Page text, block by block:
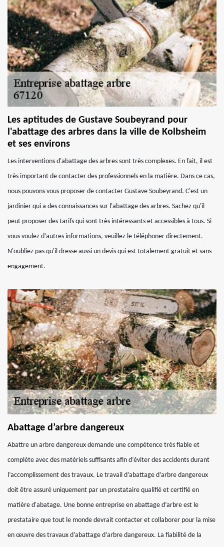
Les aptitudes de Gustave Soubeyrand pour
l'abattage des arbres dans la ville de Kolbsheim
et ses environs
Les interventions d'abattage des arbres sont très complexes. En fait, il est
très important de contacter des professionnels en la matière. Dans ce cas,
nous pouvons vous proposer de contacter Gustave Soubeyrand. C'est un
jardinier qui a des connaissances sur l'abattage des arbres. Sachez qu'il
peut proposer des tarifs qui sont très intéressants et accessibles à tous. Si
vous voulez d'autres informations, veuillez le téléphoner directement.
N'oubliez pas qu'il dresse aussi un devis qui est totalement gratuit et sans
engagement.
Abattage d’arbre dangereux
Abattre un arbre dangereux demande une compétence très fiable et
complète avec des matériels suffisants afin d’éviter des accidents durant
l’accomplissement des travaux. Le travail d’abattage d’arbre dangereux
doit être assuré uniquement par un prestataire qualifié et certifié en
matière d'abatage. Une bonne entreprise en abattage d’arbre est le
prestataire que tout le monde devrait contacter et collaborer pour la mise
en œuvre des travaux d’abattage d’arbre dangereux. La fiabilité de la